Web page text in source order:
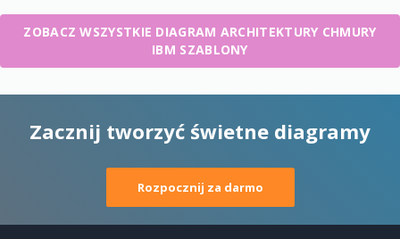
ZOBACZ WSZYSTKIE DIAGRAM ARCHITEKTURY CHMURY
IBM SZABLONY
Zacznij tworzyć świetne diagramy
Rozpocznij za darmo